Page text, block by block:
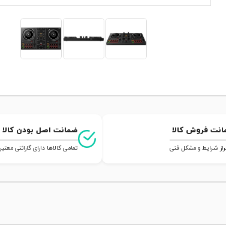
شرایط و مشکل فنی
ضمانت اصل بودن کالا
تمامی کالاها دارای گارانتی معتبر